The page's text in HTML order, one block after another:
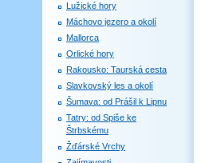
Lužické hory
Máchovo jezero a okolí
Mallorca
Orlické hory
Rakousko: Taurská cesta
Slavkovský les a okolí
Šumava: od Prášil k Lipnu
Tatry: od Spiše ke
Štrbskému
Žďárské Vrchy